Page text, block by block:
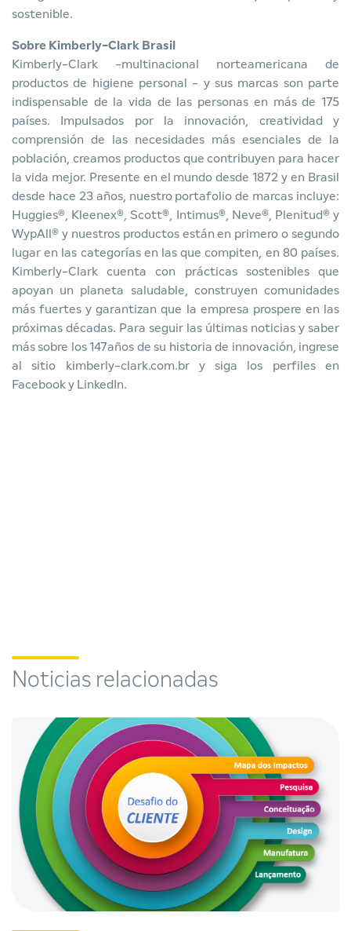
sostenible.
Sobre Kimberly-Clark Brasil
Kimberly-Clark -multinacional norteamericana de
productos de higiene personal - y sus marcas son parte
indispensable de la vida de las personas en más de 175
países. Impulsados por la innovación, creatividad y
comprensión de las necesidades más esenciales de la
población, creamos productos que contribuyen para hacer
la vida mejor. Presente en el mundo desde 1872 y en Brasil
desde hace 23 años, nuestro portafolio de marcas incluye:
Huggies®, Kleenex®, Scott®, Intimus®, Neve®, Plenitud® y
WypAll® y nuestros productos están en primero o segundo
lugar en las categorías en las que compiten, en 80 países.
Kimberly-Clark cuenta con prácticas sostenibles que
apoyan un planeta saludable, construyen comunidades
más fuertes y garantizan que la empresa prospere en las
próximas décadas. Para seguir las últimas noticias y saber
más sobre los 147años de su historia de innovación, ingrese
al sitio kimberly-clark.com.br y siga los perfiles en
Facebook y LinkedIn.
Noticias relacionadas